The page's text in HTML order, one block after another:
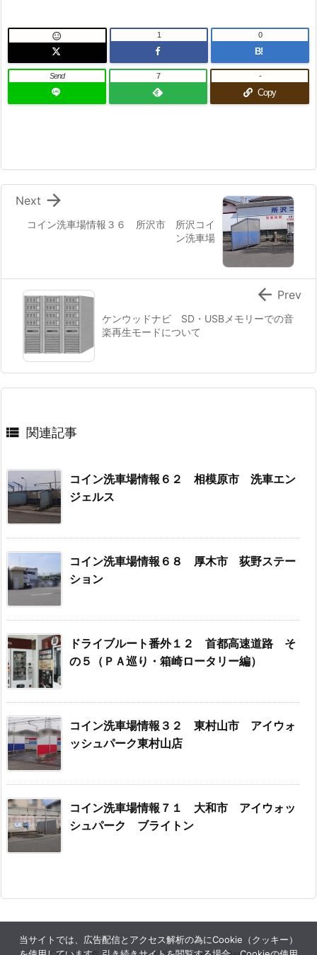
 1
B!
0
Send 7
Copy
-
コイン洗車場情報３６ 所沢市 所沢コイ
ン洗車場

Next
ケンウッドナビ SD・USBメモリーでの音
楽再生モードについて
 Prev
 関連記事
コイン洗車場情報６２ 相模原市 洗車エン
ジェルス
コイン洗車場情報６８ 厚木市 荻野ステー
ション
ドライブルート番外１２ 首都高速道路 そ
の５（ＰＡ巡り・箱崎ロータリー編）
コイン洗車場情報３２ 東村山市 アイウォ
ッシュパーク東村山店
コイン洗車場情報７１ 大和市 アイウォッ
シュパーク ブライトン
当サイトでは、広告配信とアクセス解析の為にCookie（クッキー）